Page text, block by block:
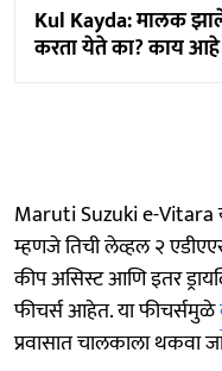
Kul Kayda: मालक
करता येते का? काय
Maruti Suzuki e-Vitara
म्हणजे तिची लेव्हल २
कीप असिस्ट आणि इतर
फीचर्स आहेत. या फीचर्समुळे
प्रवासात चालकाला थकवा